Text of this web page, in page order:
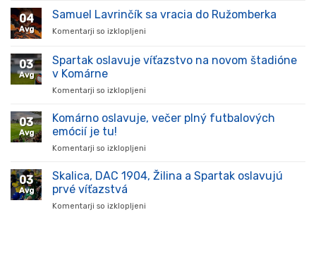
prišiel,
stal
súťaži
04
Avg
Samuel Lavrinčík sa vracia do Ružomberka
Komentarji so izklopljeni
Lavrinčík
sa
03
Avg
Spartak oslavuje víťazstvo na novom štadióne
v Komárne
Komentarji so izklopljeni
oslavuje
v
03
Avg
Komárno oslavuje, večer plný futbalových
emócií je tu!
Komentarji so izklopljeni
oslavuje,
03
Avg
Skalica, DAC 1904, Žilina a Spartak oslavujú
prvé víťazstvá
Komentarji so izklopljeni